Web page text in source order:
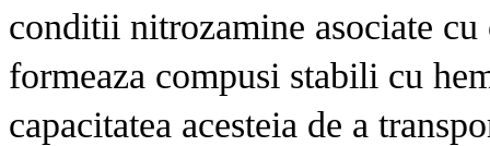
conditii nitrozamine asociate
formeaza compusi stabili cu
capacitatea acesteia de a